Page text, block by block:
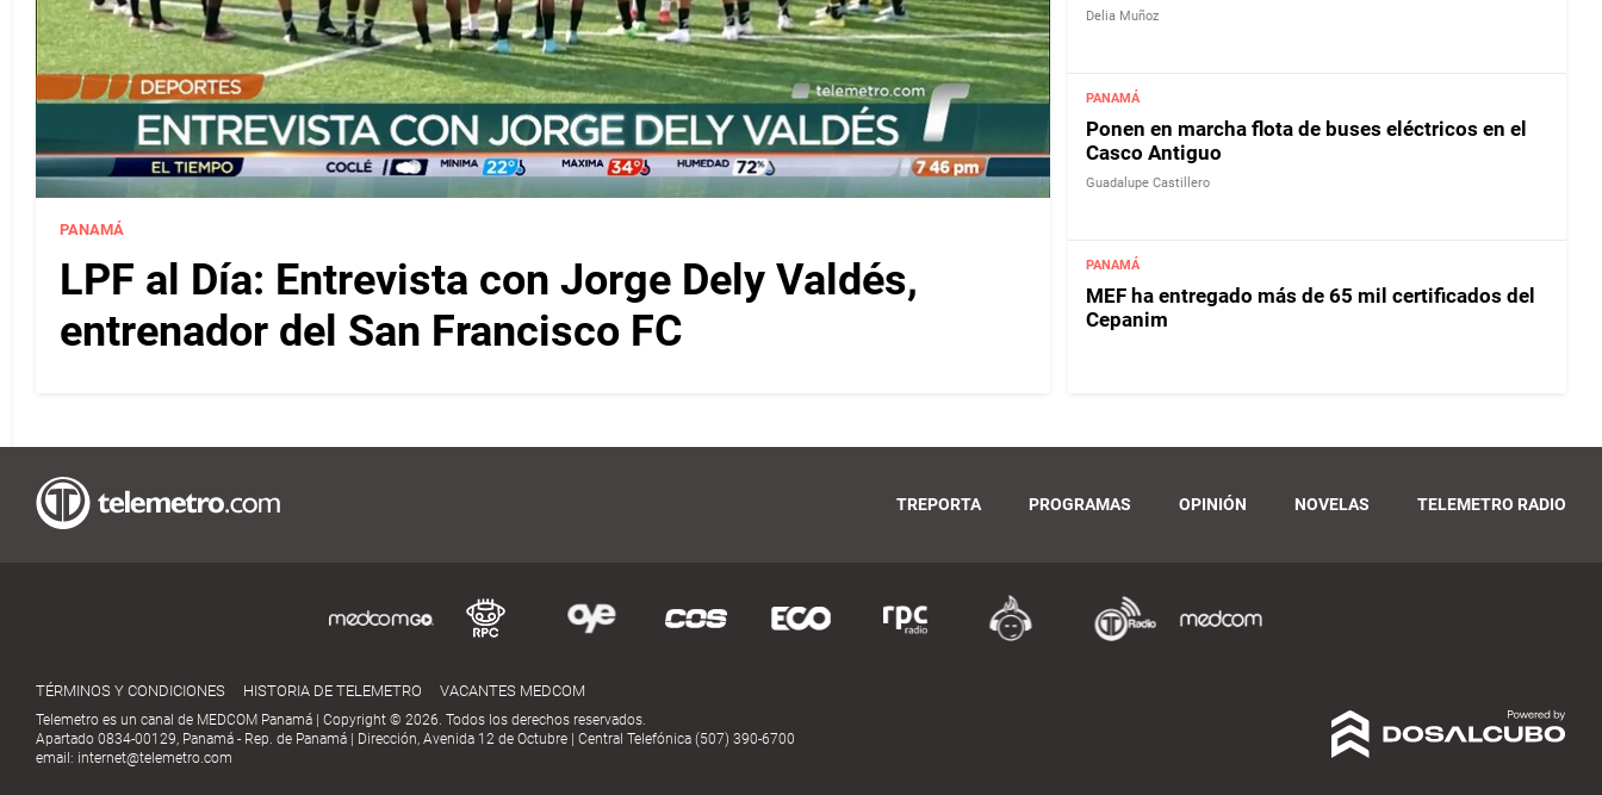
PANAMÁ
LPF al Día: Entrevista con Jorge Dely Valdés,
entrenador del San Francisco FC
Delia Muñoz
PANAMÁ
Ponen en marcha flota de buses eléctricos en el
Casco Antiguo
Guadalupe Castillero
PANAMÁ
MEF ha entregado más de 65 mil certificados del
Cepanim
TREPORTA PROGRAMAS OPINIÓN NOVELAS TELEMETRO RADIO
TÉRMINOS Y CONDICIONES HISTORIA DE TELEMETRO VACANTES MEDCOM
Telemetro es un canal de MEDCOM Panamá | Copyright © 2026. Todos los derechos reservados.
Apartado 0834-00129, Panamá - Rep. de Panamá | Dirección, Avenida 12 de Octubre | Central Telefónica (507) 390-6700
email: internet@telemetro.com